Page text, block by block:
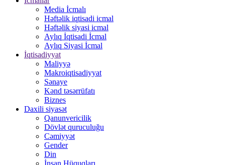
Media İcmalı
Həftəlik iqtisadi icmal
Həftəlik siyasi icmal
Aylıq İqtisadi İcmal
Aylıq Siyasi İcmal
İqtisadiyyat
Maliyyə
Makroiqtisadiyyat
Sənaye
Kənd təsərrüfatı
Biznes
Daxili siyasət
Qanunvericilik
Dövlət quruculuğu
Cəmiyyət
Gender
Din
İnsan Hüquqları